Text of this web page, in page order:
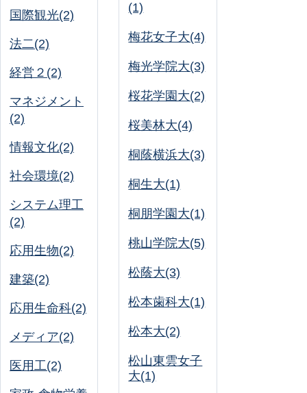
国際観光(2)
法二(2)
経営２(2)
マネジメント
(2)
情報文化(2)
社会環境(2)
システム理工
(2)
応用生物(2)
建築(2)
応用生命科(2)
メディア(2)
医用工(2)
(1)
梅花女子大(4)
梅光学院大(3)
桜花学園大(2)
桜美林大(4)
桐蔭横浜大(3)
桐生大(1)
桐朋学園大(1)
桃山学院大(5)
松蔭大(3)
松本歯科大(1)
松本大(2)
松山東雲女子
大(1)